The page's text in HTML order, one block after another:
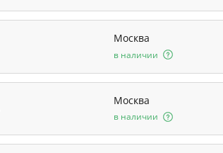
Москва
в наличии
Москва
в наличии